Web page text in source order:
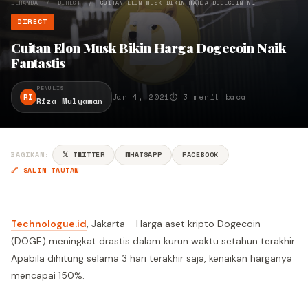
BERANDA/DIRECT/ CUITAN ELON MUSK BIKIN HARGA DOGECOIN N…
DIRECT
Cuitan Elon Musk Bikin Harga Dogecoin Naik
Fantastis
RI
PENULIS
Riza Mulyawan Jan 4, 2021⏱ 3 menit baca
BAGIKAN: 𝕏 TWITTER WHATSAPP
FACEBOOK
🔗 SALIN TAUTAN
Technologue.id, Jakarta - Harga aset kripto Dogecoin
(DOGE) meningkat drastis dalam kurun waktu setahun terakhir.
Apabila dihitung selama 3 hari terakhir saja, kenaikan harganya
mencapai 150%.